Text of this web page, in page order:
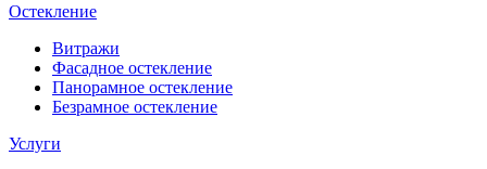
Остекление
Витражи
Фасадное остекление
Панорамное остекление
Безрамное остекление
Услуги